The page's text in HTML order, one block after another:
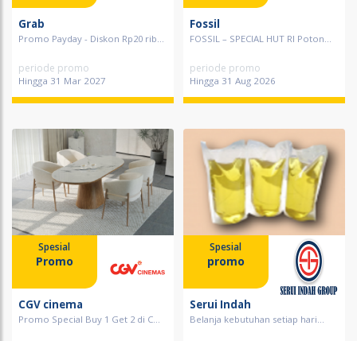
Grab
Promo Payday - Diskon Rp20 rib...
periode promo
Hingga 31 Mar 2027
Fossil
FOSSIL – SPECIAL HUT RI Poton...
periode promo
Hingga 31 Aug 2026
Spesial
Promo
CGV cinema
Promo Special Buy 1 Get 2 di C...
Spesial
promo
Serui Indah
Belanja kebutuhan setiap hari...